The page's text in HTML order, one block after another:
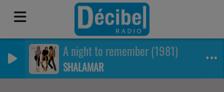
A night to remember (1981)
SHALAMAR